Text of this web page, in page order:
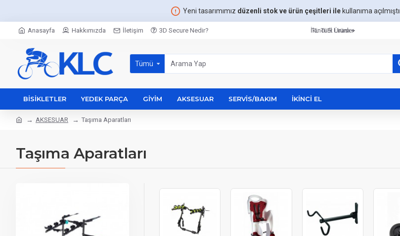
Yeni tasarımımız düzenli stok ve ürün çeşitleri ilekullanıma
Anasayfa Hakkımızda İletişim 3D Secure Nedir? İkinci El Ürünler
TL Türk Lirası
Tümü
BISIKLETLER YEDEK PARÇA GIYIM AKSESUAR SERVIS/BAKIM İKINCI EL
AKSESUAR Taşıma Aparatları
Taşıma Aparatları